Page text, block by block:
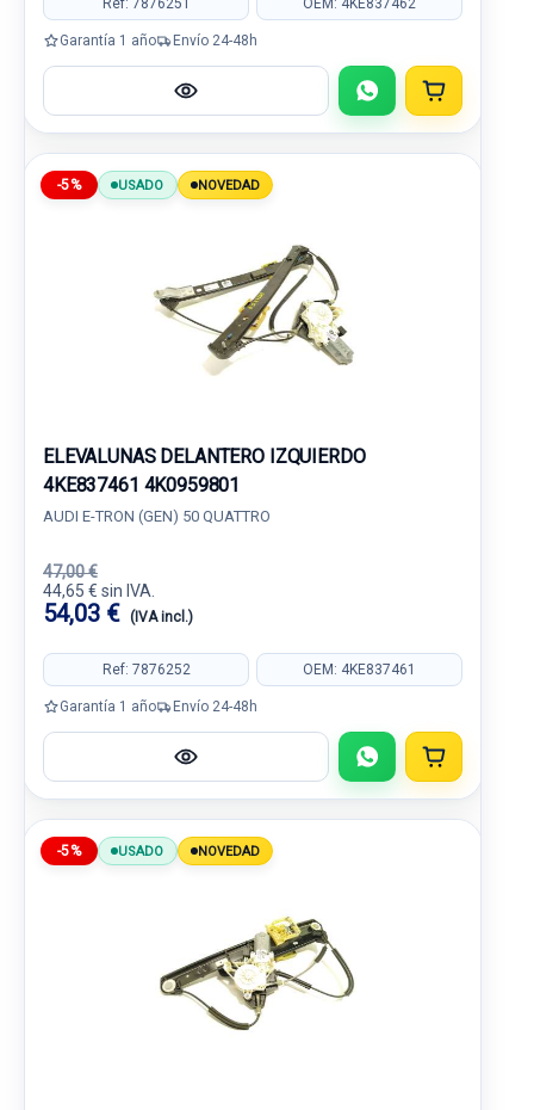
Garantía 1 año Envío 24-48h
-5% USADO NOVEDAD
ELEVALUNAS DELANTERO IZQUIERDO
4KE837461 4K0959801
AUDI E-TRON (GEN) 50 QUATTRO
47,00 €
44,65 € sin IVA.
54,03 € (IVA incl.)
Ref: 7876252 OEM: 4KE837461
Garantía 1 año Envío 24-48h
-5% USADO NOVEDAD